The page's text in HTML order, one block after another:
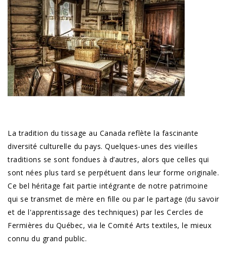
La tradition du tissage au Canada reflète la fascinante
diversité culturelle du pays. Quelques-unes des vieilles
traditions se sont fondues à d’autres, alors que celles qui
sont nées plus tard se perpétuent dans leur forme originale.
Ce bel héritage fait partie intégrante de notre patrimoine
qui se transmet de mère en fille ou par le partage (du savoir
et de l'apprentissage des techniques) par les Cercles de
Fermières du Québec, via le Comité Arts textiles, le mieux
connu du grand public.